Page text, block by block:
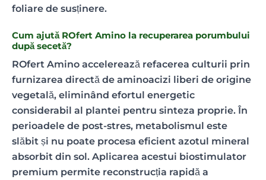
foliare de susținere.
Cum ajută ROfert Amino la recuperarea porumbului
după secetă?
ROfert Amino accelerează refacerea culturii prin
furnizarea directă de aminoacizi liberi de origine
vegetală, eliminând efortul energetic
considerabil al plantei pentru sinteza proprie. În
perioadele de post-stres, metabolismul este
slăbit și nu poate procesa eficient azotul mineral
absorbit din sol. Aplicarea acestui biostimulator
premium permite reconstrucția rapidă a